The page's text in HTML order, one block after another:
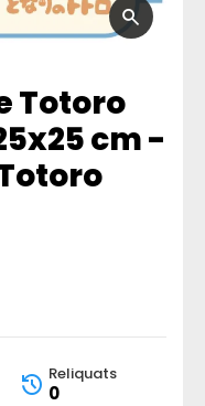
Totoro
cm -
Reliquats
0